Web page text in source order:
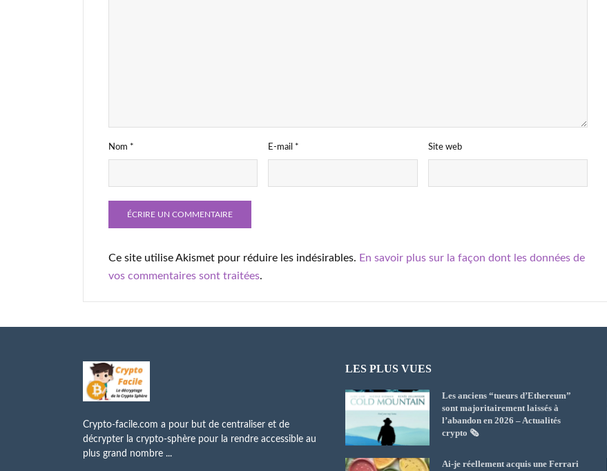
Nom * E-mail * Site web
Ce site utilise Akismet pour réduire les indésirables. En savoir plus sur la façon dont les données de
vos commentaires sont traitées.
Crypto-facile.com a pour but de centraliser et de
décrypter la crypto-sphère pour la rendre accessible au
plus grand nombre ...
LES PLUS VUES
Les anciens “tueurs d’Ethereum”
sont majoritairement laissés à
l’abandon en 2026 – Actualités
crypto 🗞️
Ai-je réellement acquis une Ferrari